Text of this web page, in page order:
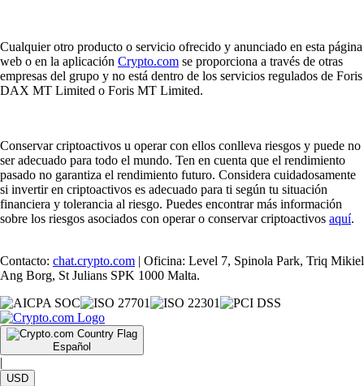
Cualquier otro producto o servicio ofrecido y anunciado en esta página
web o en la aplicación Crypto.com se proporciona a través de otras
empresas del grupo y no está dentro de los servicios regulados de Foris
DAX MT Limited o Foris MT Limited.
Conservar criptoactivos u operar con ellos conlleva riesgos y puede no
ser adecuado para todo el mundo. Ten en cuenta que el rendimiento
pasado no garantiza el rendimiento futuro. Considera cuidadosamente
si invertir en criptoactivos es adecuado para ti según tu situación
financiera y tolerancia al riesgo. Puedes encontrar más información
sobre los riesgos asociados con operar o conservar criptoactivos aquí.
Contacto: chat.crypto.com | Oficina: Level 7, Spinola Park, Triq Mikiel
Ang Borg, St Julians SPK 1000 Malta.
Español
|
USD